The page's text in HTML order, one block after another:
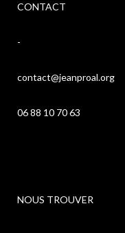
CONTACT
-
contact@jeanproal.org
06 88 10 70 63
NOUS TROUVER